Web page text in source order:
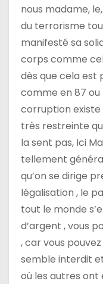
nous madame,
du terrorisme
manifesté sa
corps comme
dès que cela est
comme en 87 ou
corruption
très restreinte
la sent pas, Ici
tellement
qu’on se dirige
légalisation , le
tout le monde
d’argent , vous
, car vous
semble interdit
où les autres ont